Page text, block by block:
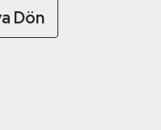
Dön